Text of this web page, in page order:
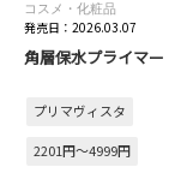
コスメ・化粧品
発売日：2026.03.07
角層保水プライマー
プリマヴィスタ
2201円～4999円